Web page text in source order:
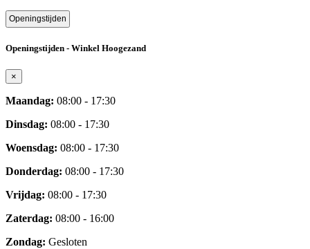
Openingstijden
Openingstijden - Winkel Hoogezand
×
Maandag: 08:00 - 17:30
Dinsdag: 08:00 - 17:30
Woensdag: 08:00 - 17:30
Donderdag: 08:00 - 17:30
Vrijdag: 08:00 - 17:30
Zaterdag: 08:00 - 16:00
Zondag: Gesloten